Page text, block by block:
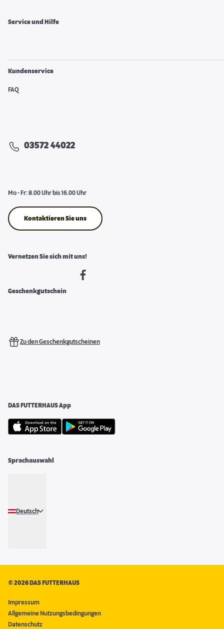
Service und Hilfe
Kundenservice
FAQ
03572 44022
Mo - Fr: 8.00 Uhr bis 16.00 Uhr
Kontaktieren Sie uns
Vernetzen Sie sich mit uns!
Geschenkgutschein
Zu den Geschenkgutscheinen
DAS FUTTERHAUS App
Sprachauswahl
Deutsch
©2026 DAS FUTTERHAUS
Impressum
Allgemeine Nutzungsbedingungen
Datenschutz